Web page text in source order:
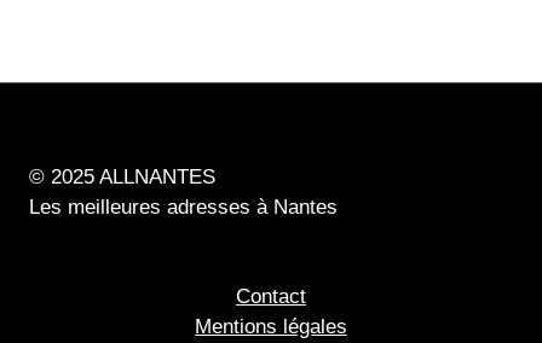
© 2025 ALLNANTES
Les meilleures adresses à Nantes
Contact
Mentions légales